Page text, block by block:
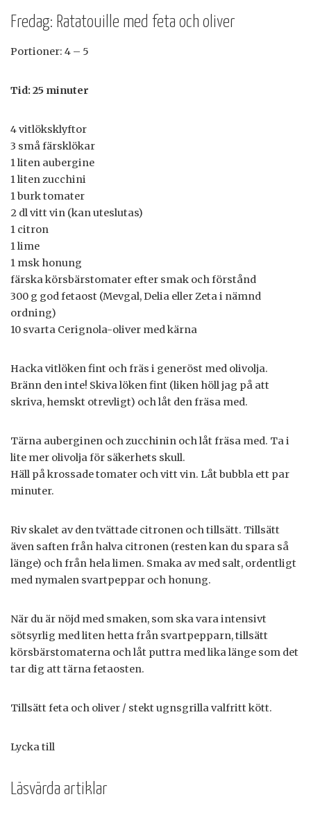
Fredag: Ratatouille med feta och oliver
Portioner: 4 – 5
Tid: 25 minuter
4 vitlöksklyftor
3 små färsklökar
1 liten aubergine
1 liten zucchini
1 burk tomater
2 dl vitt vin (kan uteslutas)
1 citron
1 lime
1 msk honung
färska körsbärstomater efter smak och förstånd
300 g god fetaost (Mevgal, Delia eller Zeta i nämnd
ordning)
10 svarta Cerignola-oliver med kärna
Hacka vitlöken fint och fräs i generöst med olivolja.
Bränn den inte! Skiva löken fint (liken höll jag på att
skriva, hemskt otrevligt) och låt den fräsa med.
Tärna auberginen och zucchinin och låt fräsa med. Ta i
lite mer olivolja för säkerhets skull.
Häll på krossade tomater och vitt vin. Låt bubbla ett par
minuter.
Riv skalet av den tvättade citronen och tillsätt. Tillsätt
även saften från halva citronen (resten kan du spara så
länge) och från hela limen. Smaka av med salt, ordentligt
med nymalen svartpeppar och honung.
När du är nöjd med smaken, som ska vara intensivt
sötsyrlig med liten hetta från svartpepparn, tillsätt
körsbärstomaterna och låt puttra med lika länge som det
tar dig att tärna fetaosten.
Tillsätt feta och oliver / stekt ugnsgrilla valfritt kött.
Lycka till
Läsvärda artiklar